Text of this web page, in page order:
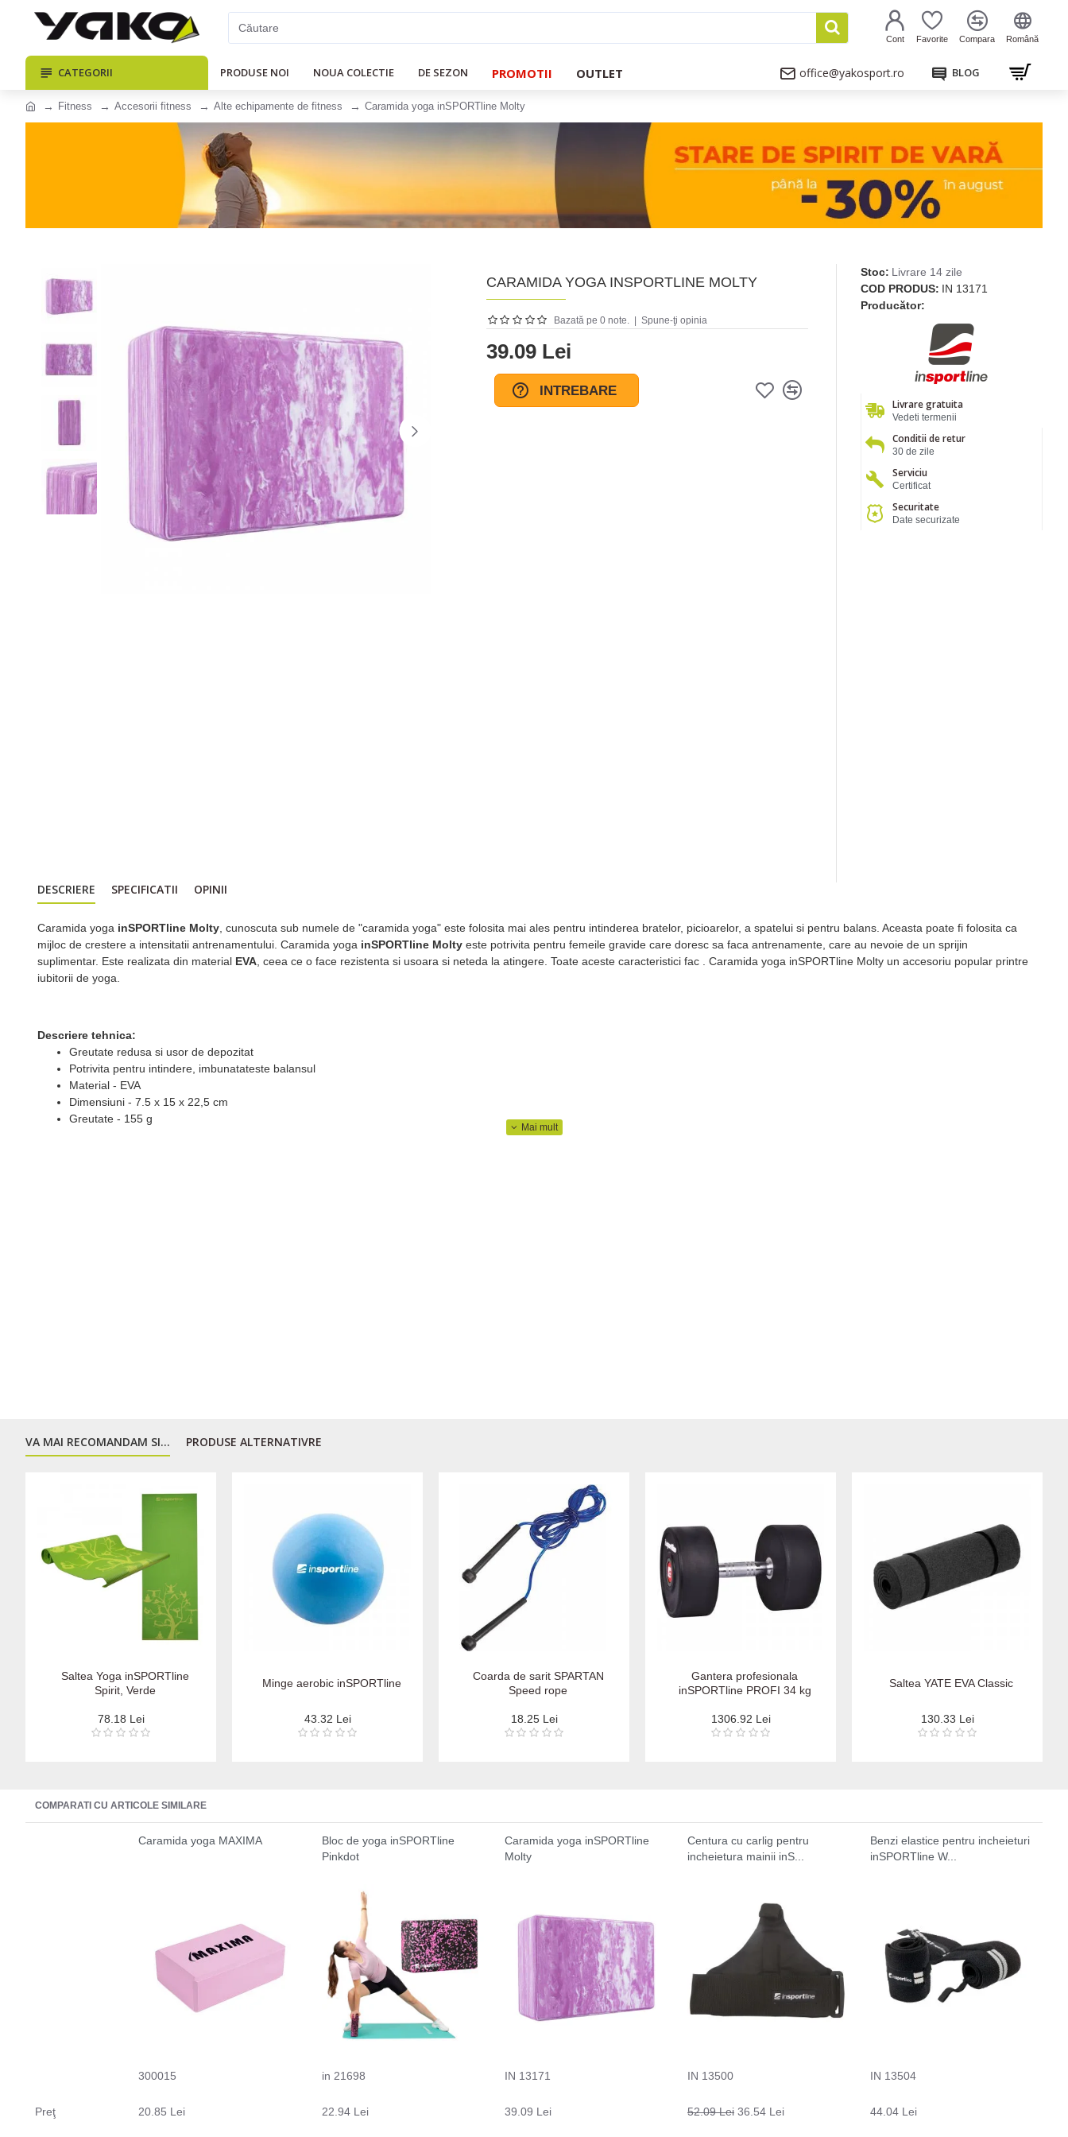
Cont Favorite Compara Română
CATEGORII PRODUSE NOI NOUA COLECTIE DE SEZON PROMOTII OUTLET office@yakosport.ro BLOG
Fitness Accesorii fitness Alte echipamente de fitness Caramida yoga inSPORTline Molty
CARAMIDA YOGA INSPORTLINE MOLTY
Bazată pe 0 note. Spune-ţi opinia
39.09 Lei
INTREBARE
Stoc: Livrare 14 zile
COD PRODUS: IN 13171
Producător:
Livrare gratuita
Vedeti termenii
Conditii de retur
30 de zile
Serviciu
Certificat
Securitate
Date securizate
DESCRIERE SPECIFICATII OPINII
Caramida yoga inSPORTline Molty , cunoscuta sub numele de "caramida yoga" este folosita mai ales pentru intinderea bratelor, picioarelor, a spatelui si pentru balans. Aceasta poate fi folosita ca
mijloc de crestere a intensitatii antrenamentului. Caramida yoga inSPORTline Molty este potrivita pentru femeile gravide care doresc sa faca antrenamente, care au nevoie de un sprijin
suplimentar. Este realizata din material EVA , ceea ce o face rezistenta si usoara si neteda la atingere. Toate aceste caracteristici fac . Caramida yoga inSPORTline Molty un accesoriu popular printre
iubitorii de yoga.
Descriere tehnica:
Greutate redusa si usor de depozitat
Potrivita pentru intindere, imbunatateste balansul
Material - EVA
Dimensiuni - 7.5 x 15 x 22,5 cm
Greutate - 155 g
VA MAI RECOMANDAM SI... PRODUSE ALTERNATIVRE
Saltea Yoga inSPORTline
Spirit, Verde
78.18 Lei
Minge aerobic inSPORTline
43.32 Lei
Coarda de sarit SPARTAN
Speed rope
18.25 Lei
Gantera profesionala
inSPORTline PROFI 34 kg
1306.92 Lei
Saltea YATE EVA Classic
130.33 Lei
COMPARATI CU ARTICOLE SIMILARE
Caramida yoga MAXIMA
Bloc de yoga inSPORTline
Pinkdot
Caramida yoga inSPORTline
Molty
Centura cu carlig pentru
incheietura mainii inS...
Benzi elastice pentru incheieturi
inSPORTline W...
300015 in 21698 IN 13171 IN 13500 IN 13504
Preţ 20.85 Lei 22.94 Lei 39.09 Lei 52.09 Lei 36.54 Lei 44.04 Lei